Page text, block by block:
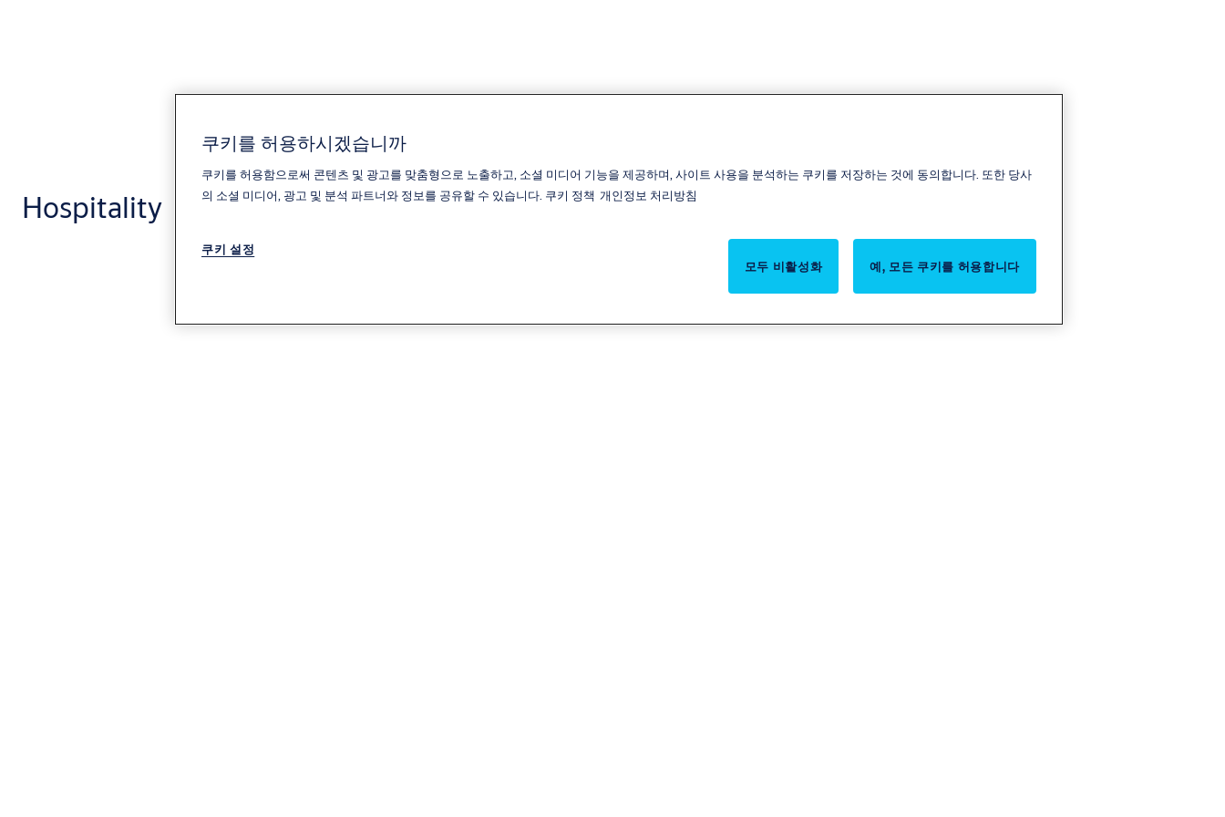
Hospitality
쿠키를 허용하시겠습니까
쿠키를 허용함으로써 콘텐츠 및 광고를 맞춤형으로 노출하고, 소셜 미디어 기능을 제공하며, 사이트 사용을 분석하는 쿠키를 저장하는 것에 동의합니다. 또한 당사
의 소셜 미디어, 광고 및 분석 파트너와 정보를 공유할 수 있습니다. 쿠키 정책 개인정보 처리방침
쿠키 설정
모두 비활성화
예, 모든 쿠키를 허용합니다